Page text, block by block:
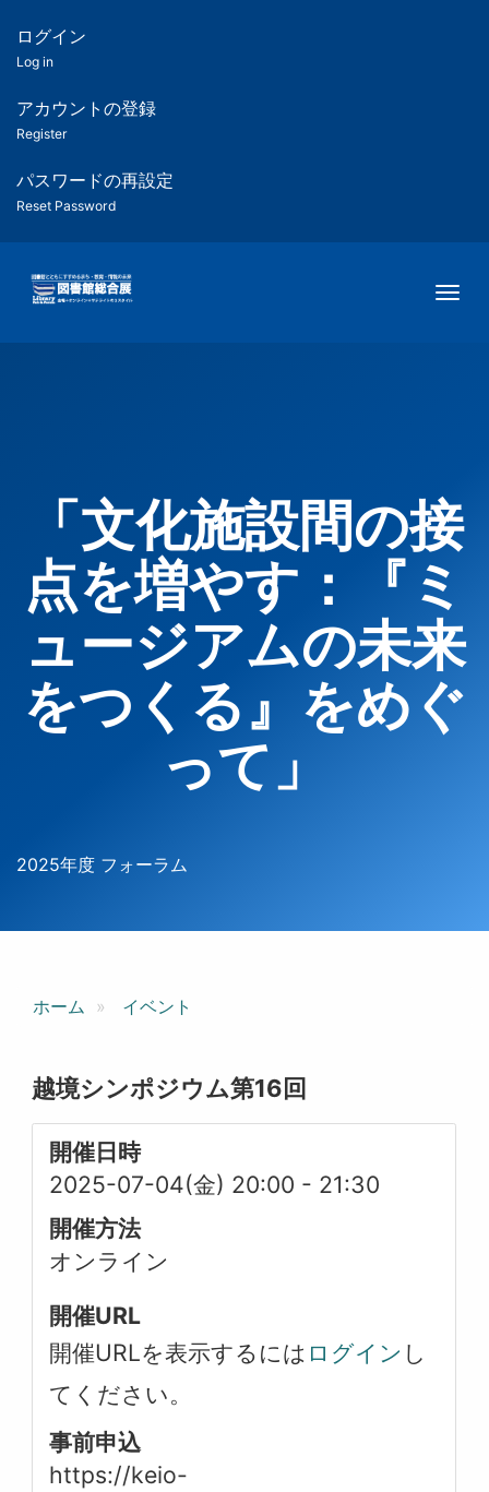
ツ
匿
名
ユ
ー
ー
用
メ
ログイン
Log in
アカウントの登録
Register
パスワードの再設定
Reset Password
「文化施設間の接
点を増やす：『ミ
ュージアムの未来
をつくる』をめぐ
って」
2025年度 フォーラム
ホーム イベント
越境シンポジウム第16回
開催日時
2025-07-04(金) 20:00 - 21:30
開催方法
オンライン
開催URL
開催URLを表示するには ログイン し
てください。
事前申込
https://keio-